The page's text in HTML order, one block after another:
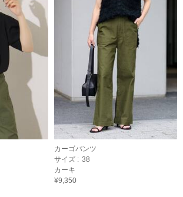
カーゴパンツ
サイズ : 38
カーキ
¥9,350